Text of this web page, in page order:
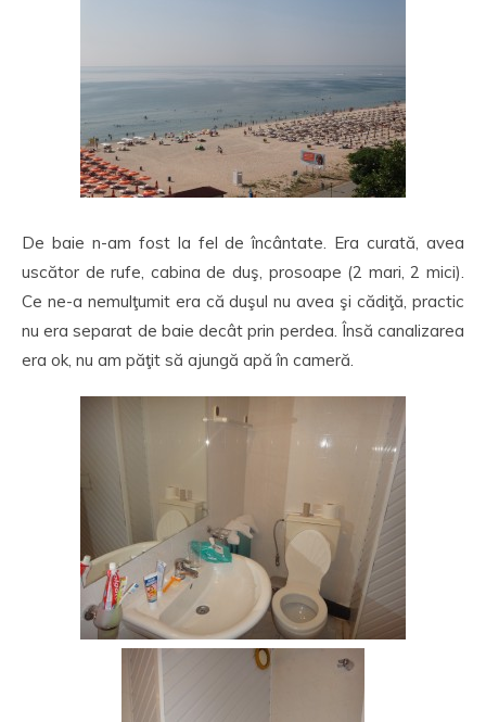
De baie n-am fost la fel de încântate. Era curată, avea
uscător de rufe, cabina de duş, prosoape (2 mari, 2 mici).
Ce ne-a nemulţumit era că duşul nu avea şi cădiţă, practic
nu era separat de baie decât prin perdea. Însă canalizarea
era ok, nu am păţit să ajungă apă în cameră.